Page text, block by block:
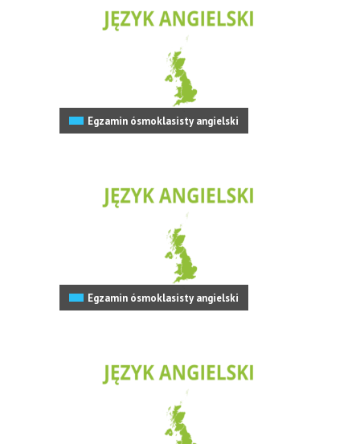
Egzamin ósmoklasisty angielski
Egzamin ósmoklasisty angielski